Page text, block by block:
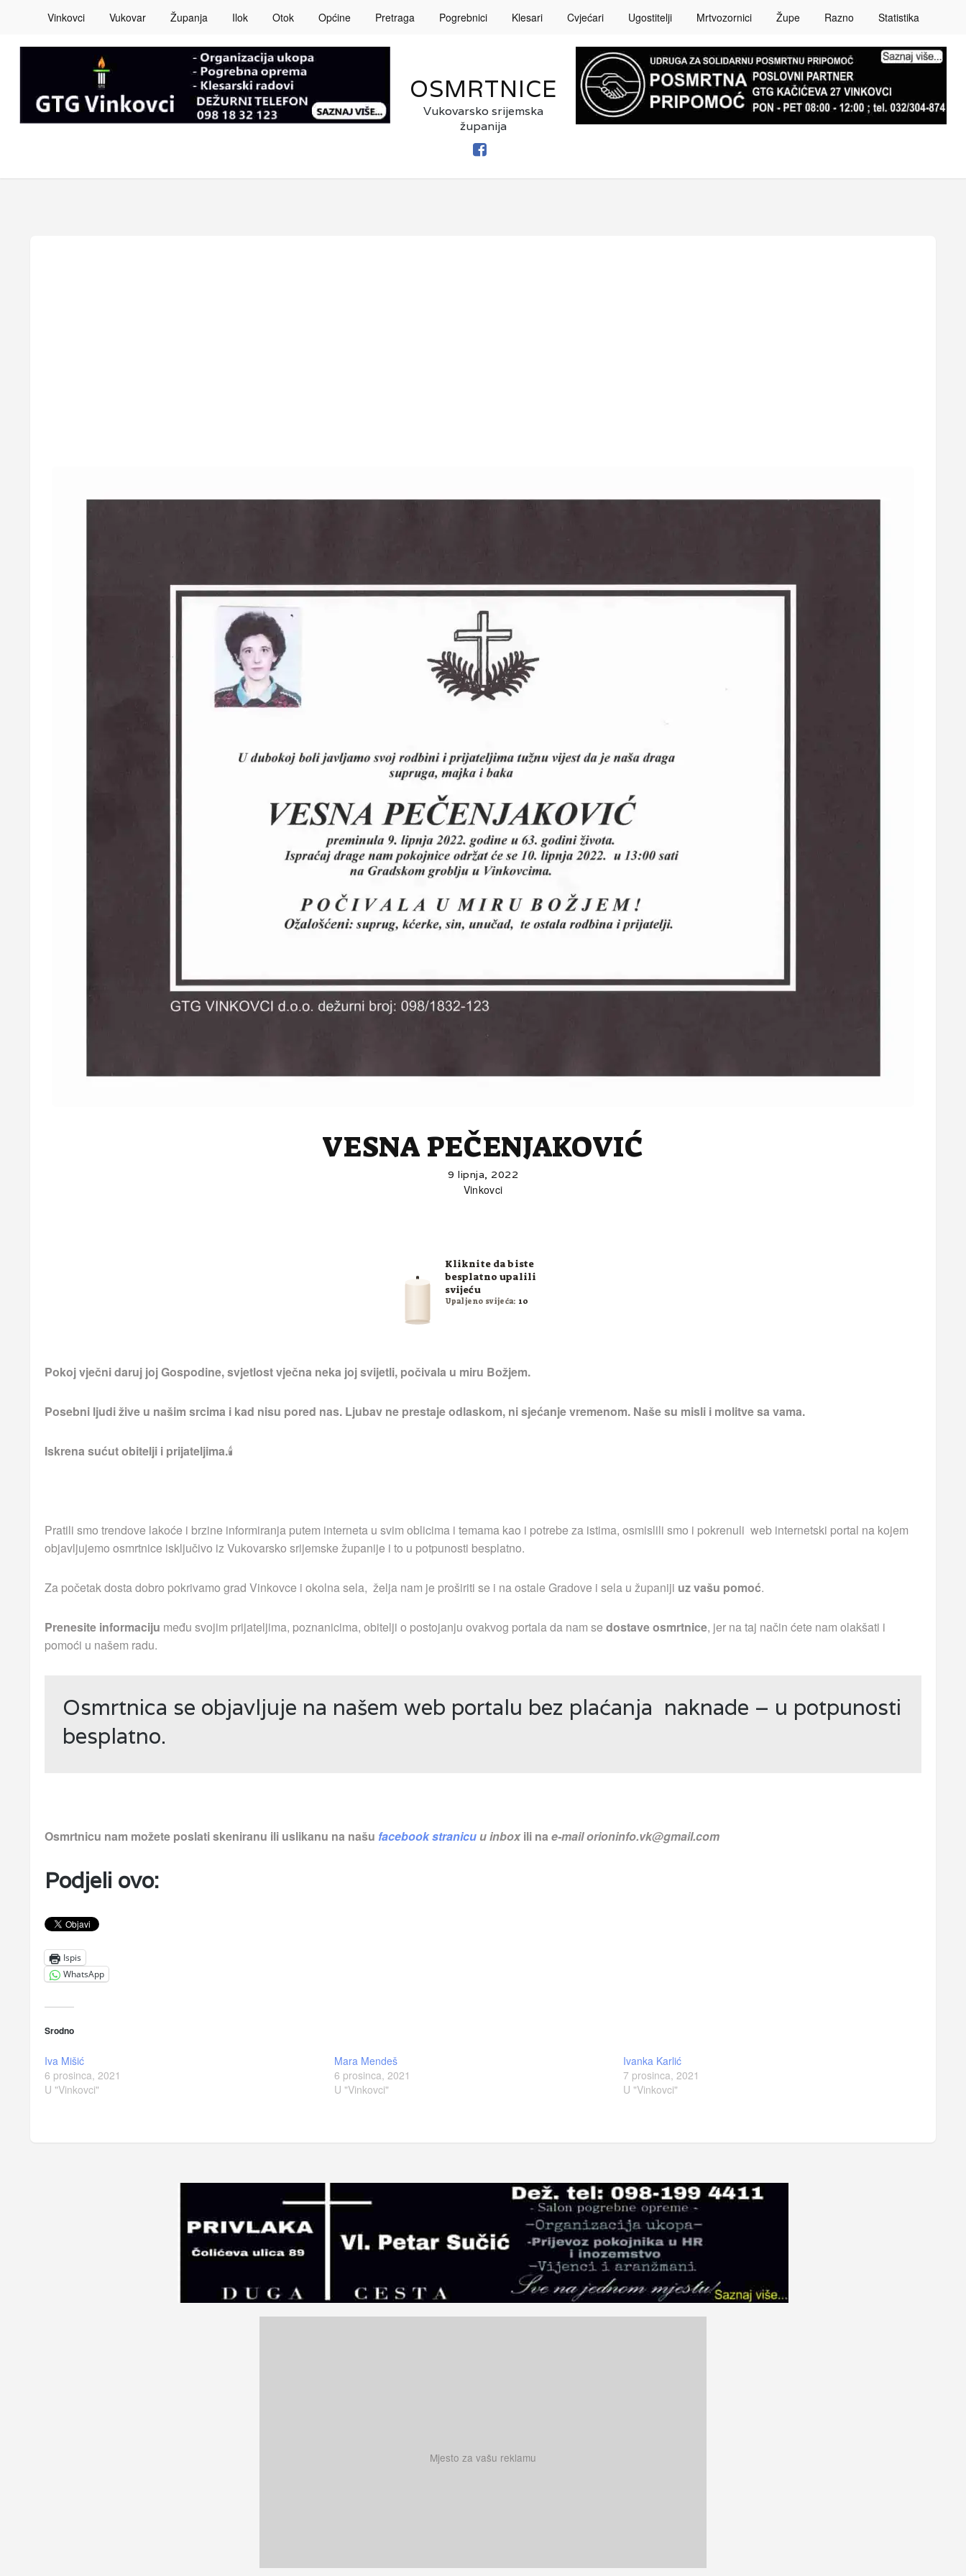
Vinkovci Vukovar Županja Ilok Otok Općine Pretraga Pogrebnici Klesari Cvjećari Ugostitelji Mrtvozornici Župe Razno Statistika
OSMRTNICE
Vukovarsko srijemska
županija
VESNA PEČENJAKOVIĆ
9 lipnja, 2022
Vinkovci
Kliknite da biste
besplatno upalili
svijeću
Upaljeno svijeća: 10
Pokoj vječni daruj joj Gospodine, svjetlost vječna neka joj svijetli, počivala u miru Božjem.
Posebni ljudi žive u našim srcima i kad nisu pored nas. Ljubav ne prestaje odlaskom, ni sjećanje vremenom. Naše su misli i molitve sa vama.
Iskrena sućut obitelji i prijateljima.🕯
Pratili smo trendove lakoće i brzine informiranja putem interneta u svim oblicima i temama kao i potrebe za istima, osmislili smo i pokrenuli web internetski portal na kojem
objavljujemo osmrtnice isključivo iz Vukovarsko srijemske županije i to u potpunosti besplatno.
Za početak dosta dobro pokrivamo grad Vinkovce i okolna sela, želja nam je proširiti se i na ostale Gradove i sela u županiji uz vašu pomoć.
Prenesite informaciju među svojim prijateljima, poznanicima, obitelji o postojanju ovakvog portala da nam sedostave osmrtnice, jer na taj način ćete nam olakšati i
pomoći u našem radu.
Osmrtnica se objavljuje na našem web portalu bez plaćanja naknade – u potpunosti
besplatno.
Osmrtnicu nam možete poslati skeniranu ili uslikanu na našu facebook stranicu u inboxili nae-mailorioninfo.vk@gmail.com
Podjeli ovo:
Ispis
WhatsApp
Srodno
Iva Mišić
6 prosinca, 2021
U "Vinkovci"
Mara Mendeš
6 prosinca, 2021
U "Vinkovci"
Ivanka Karlić
7 prosinca, 2021
U "Vinkovci"
Mjesto za vašu reklamu